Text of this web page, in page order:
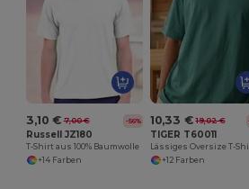
3,10 € 7,00 € -56%
Russell JZ180
T-Shirt aus 100% Baumwolle
+14 Farben
10,33 € 19,02 €
TIGER T60011
+12 Farben